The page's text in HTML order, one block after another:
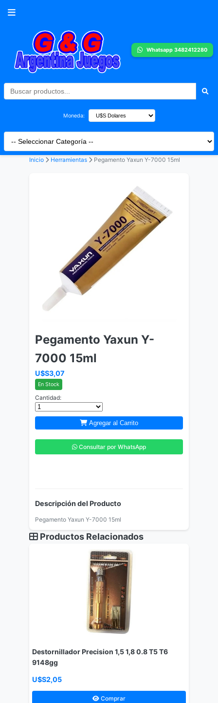
Whatsapp 3482412280
Moneda:
Inicio Herramientas Pegamento Yaxun Y-7000 15ml
Pegamento Yaxun Y-
7000 15ml
U$S3,07
En Stock
Cantidad:
Agregar al Carrito
Consultar por WhatsApp
Descripción del Producto
Pegamento Yaxun Y-7000 15ml
Productos Relacionados
Destornillador Precision 1,5 1,8 0.8 T5 T6
9148gg
U$S2,05
Comprar